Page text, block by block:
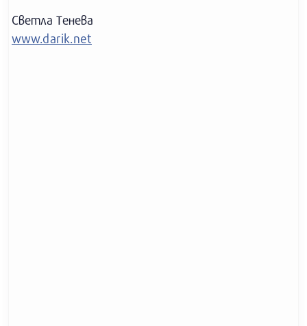
Светла Тенева
www.darik.net